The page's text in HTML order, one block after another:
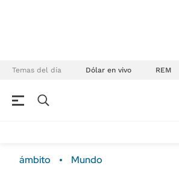
Temas del día Dólar en vivo REM
ámbito Mundo